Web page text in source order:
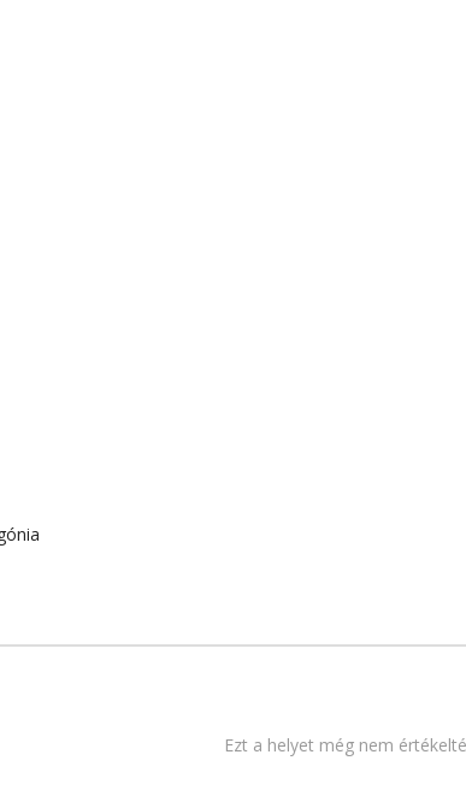
Ezt a helyet még nem